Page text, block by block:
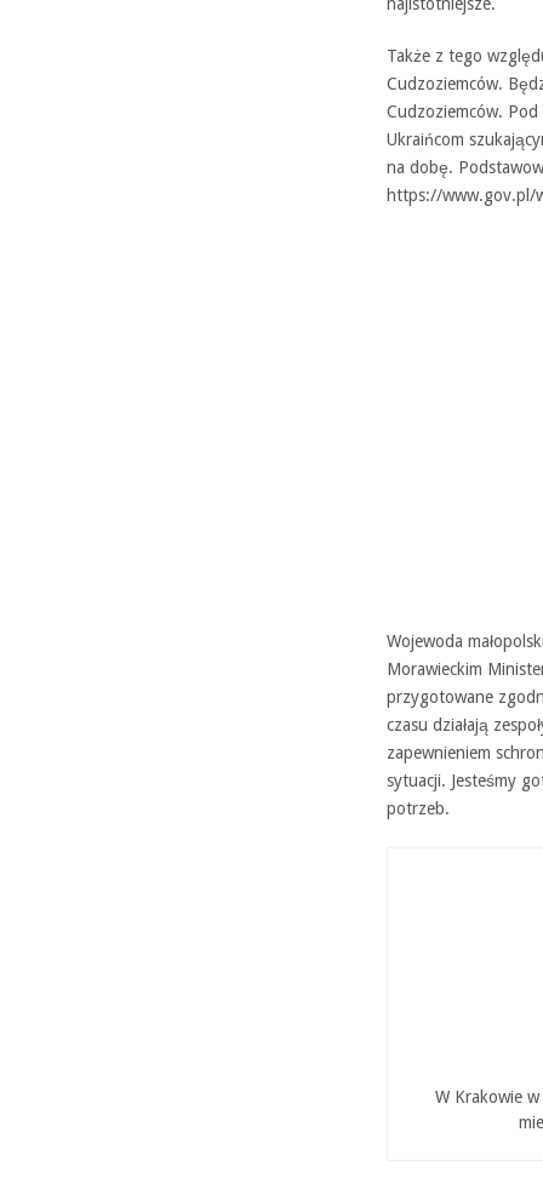
Także z tego
Cudzoziemców.
Cudzoziemców.
Ukraińcom
na dobę.
https://www.gov.pl/
Wojewoda
Morawieckim
przygotowane
czasu działają
zapewnieniem
sytuacji. Jesteśmy
potrzeb.
W Krakowie